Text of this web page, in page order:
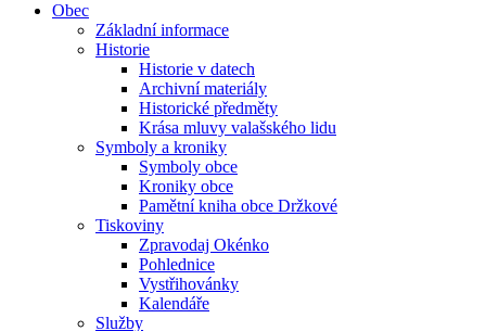
Obec
Základní informace
Historie
Historie v datech
Archivní materiály
Historické předměty
Krása mluvy valašského lidu
Symboly a kroniky
Symboly obce
Kroniky obce
Pamětní kniha obce Držkové
Tiskoviny
Zpravodaj Okénko
Pohlednice
Vystřihovánky
Kalendáře
Služby